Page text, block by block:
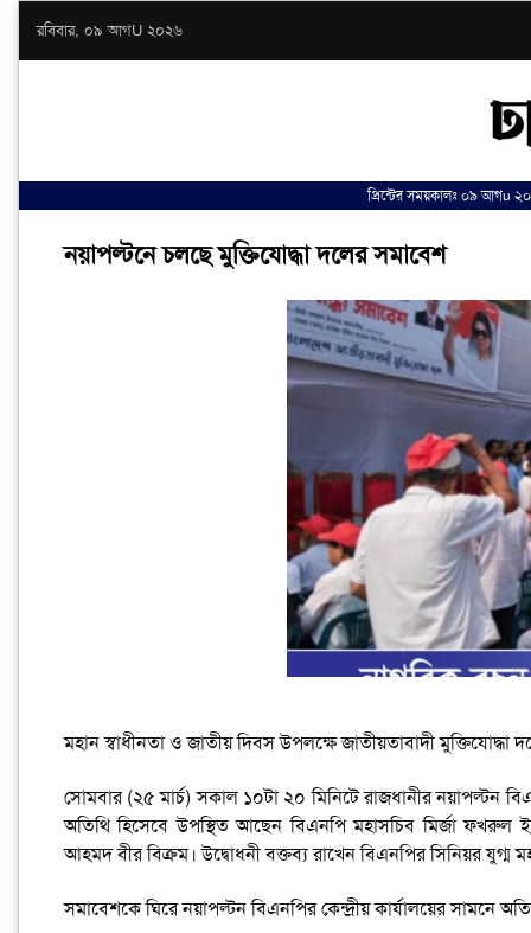
রবিবার, ০৯ আগU ২০২৬
প্রিন্টের সময়কালঃ ০৯ আগu
নয়াপল্টনে চলছে মুক্তিযোদ্ধা দলের সমাবেশ
মহান স্বাধীনতা ও জাতীয় দিবস উপলক্ষে জাতীয়তাবাদী
সোমবার (২৫ মার্চ) সকাল ১০টা ২০ মিনিটে রাজধানীর নয়াপল্টন
অতিথি হিসেবে উপস্থিত আছেন বিএনপি মহাসচিব মির্জা
আহমদ বীর বিক্রম। উদ্বোধনী বক্তব্য রাখেন বিএনপির সিনিয়র যুগ্ম
সমাবেশকে ঘিরে নয়াপল্টন বিএনপির কেন্দ্রীয় কার্যালয়ের সামনে